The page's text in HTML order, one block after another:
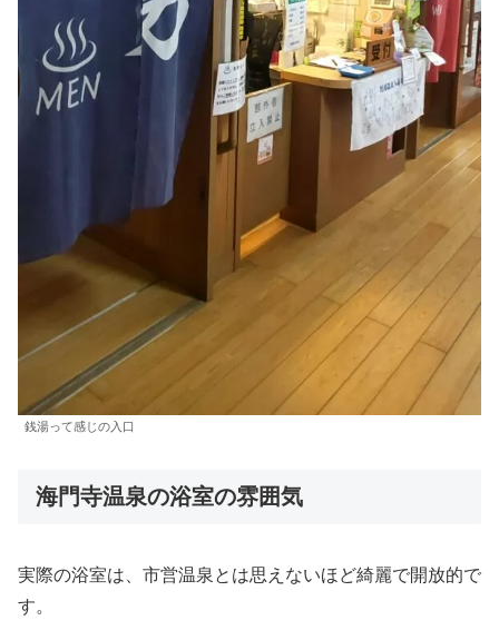
銭湯って感じの入口
海門寺温泉の浴室の雰囲気
実際の浴室は、市営温泉とは思えないほど綺麗で開放的で
す。